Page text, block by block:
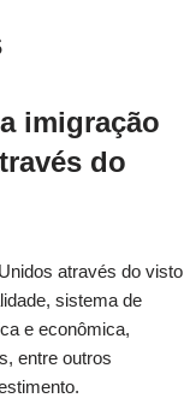
imigração
do
através do visto
sistema de
e econômica,
entre outros